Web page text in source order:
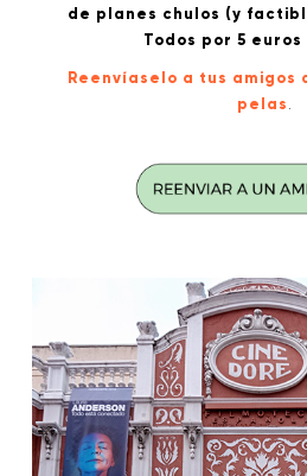
de planes chulos (y
Todos por 5 euros
Reenvíaselo a tus amigos
pelas .